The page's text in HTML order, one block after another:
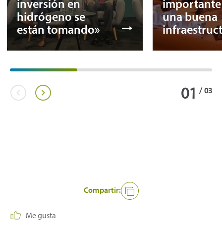
inversión en
hidrógeno se
están tomando»
una buena
01 / 03
Compartir:
Me gusta